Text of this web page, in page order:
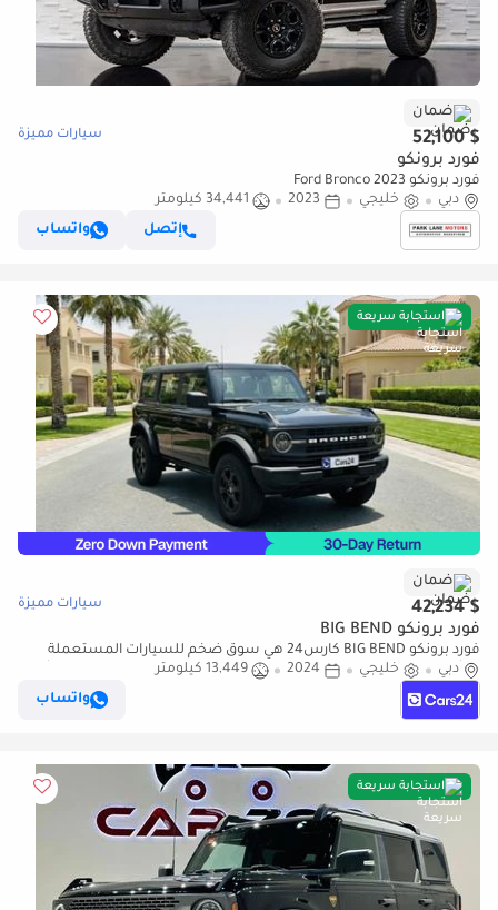
ضمان
$ 52,100 سيارات مميزة
فورد برونكو
فورد برونكو Ford Bronco 2023
دبي
خليجي 2023
34,441 كيلومتر
إتصل
واتساب
استجابة سريعة
ضمان
$ 42,234 سيارات مميزة
فورد برونكو BIG BEND
فورد برونكو BIG BEND كارس24 هي سوق ضخم للسيارات المستعملة
موثوق ومضمون ٪كارس24 هي سوق ضخم للسيارات المستعملة موثوق
دبي خليجي 2024
13,449 كيلومتر
واتساب
استجابة سريعة